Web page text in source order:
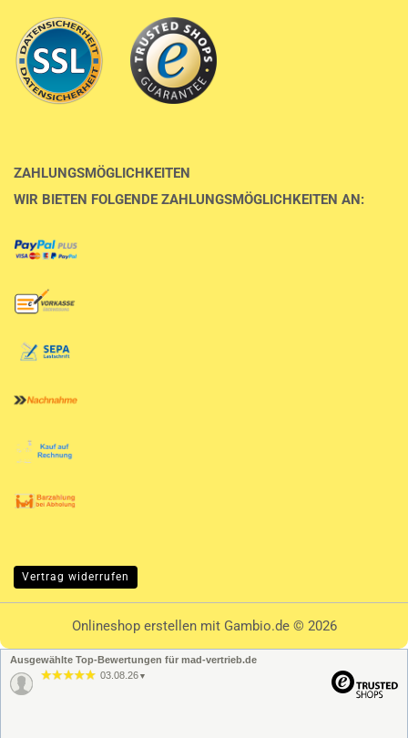
ZAHLUNGSMÖGLICHKEITEN
WIR BIETEN FOLGENDE ZAHLUNGSMÖGLICHKEITEN AN:
Vertrag widerrufen
Onlineshop erstellenmit Gambio.de © 2026
Ausgewählte Top-Bewertungen für mad-vertrieb.de
03.08.26 ▼